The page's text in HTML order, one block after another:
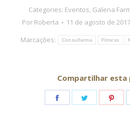
Categories: Eventos, Galena
Por Roberta 11 de agosto de 2017
Marcações:
Consulfarma Fitness
Compartilhar esta
Share
Share